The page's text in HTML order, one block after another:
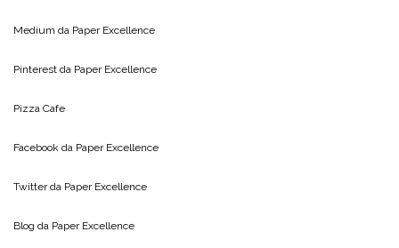
Medium da Paper Excellence
Pinterest da Paper Excellence
Pizza Cafe
Facebook da Paper Excellence
Twitter da Paper Excellence
Blog da Paper Excellence